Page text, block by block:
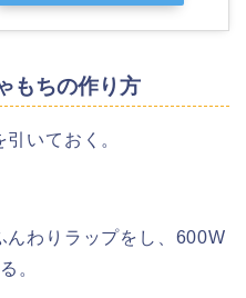
もちの作り方
いておく。
んわりラップをし、600W
。